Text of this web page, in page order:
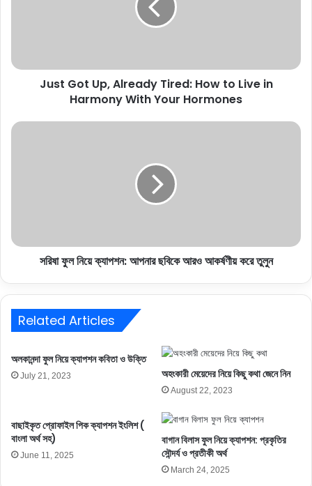
Just Got Up, Already Tired: How to Live in
Harmony With Your Hormones
সরিষা ফুল নিয়ে ক্যাপশন: আপনার ছবিকে আরও আকর্ষণীয় করে তুলুন
Related Articles
অলকানন্দা ফুল নিয়ে ক্যাপশন কবিতা ও উক্তি
July 21, 2023 অহংকারী মেয়েদের নিয়ে কিছু কথা জেনে নিন
August 22, 2023
বাছাইকৃত প্রোফাইল পিক ক্যাপশন ইংলিশ (
বাংলা অর্থ সহ)
June 11, 2025
বাগান বিলাস ফুল নিয়ে ক্যাপশন: প্রকৃতির
সৌন্দর্য ও প্রতীকী অর্থ
March 24, 2025